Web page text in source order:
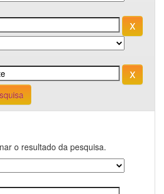
o resultado da pesquisa.